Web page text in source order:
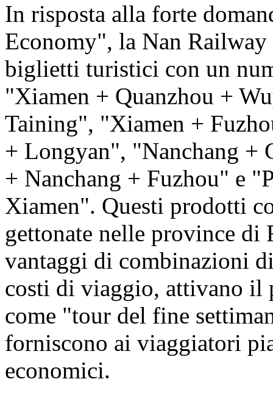
In risposta alla forte
Economy", la Nan Railway
biglietti turistici con un
"Xiamen + Quanzhou +
Taining", "Xiamen +
+ Longyan", "Nanchang +
+ Nanchang + Fuzhou" e
Xiamen". Questi prodotti
gettonate nelle province di
vantaggi di combinazioni
costi di viaggio, attivano il
come "tour del fine
forniscono ai viaggiatori
economici.